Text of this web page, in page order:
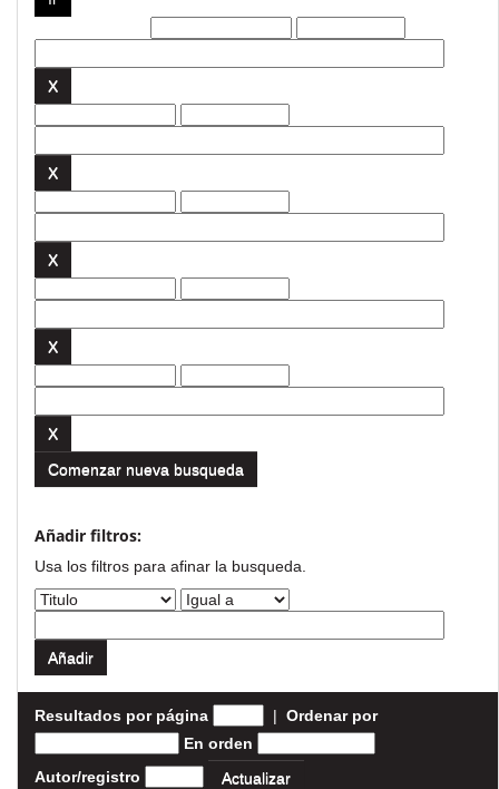
Comenzar nueva busqueda
Añadir filtros:
Usa los filtros para afinar la busqueda.
Resultados por página | Ordenar por
En orden
Autor/registro